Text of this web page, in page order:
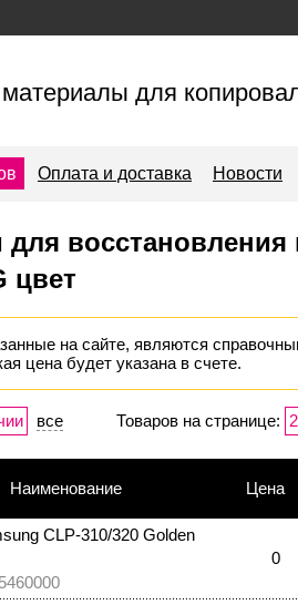
для
Оплата и доставка Новости
для
цвет
на сайте, являются
цена будет указана в счете.
все Товаров на странице:
Наименование Цена
CLP-310/320 Golden
0